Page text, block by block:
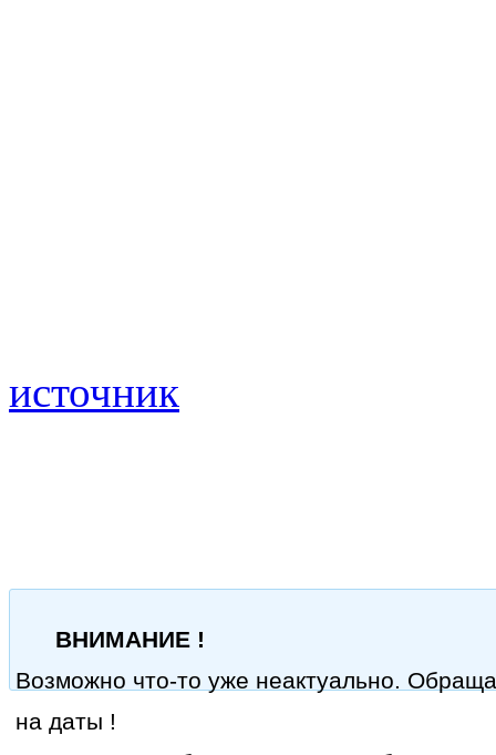
источник
ВНИМАНИЕ !
Возможно что-то уже неактуально.
на даты !